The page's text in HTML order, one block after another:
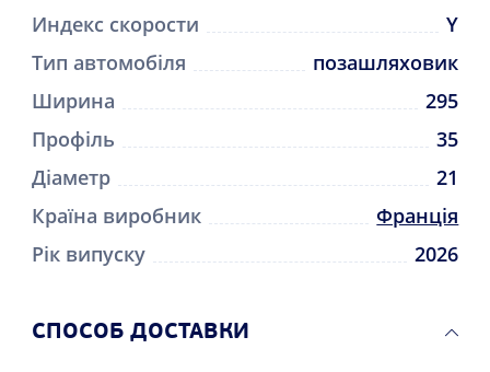
Индекс скорости
Y
Тип автомобіля
позашляховик
Ширина
295
Профіль
35
Діаметр
21
Країна виробник
Франція
Рік випуску
2026
CПОСОБ ДОСТАВКИ